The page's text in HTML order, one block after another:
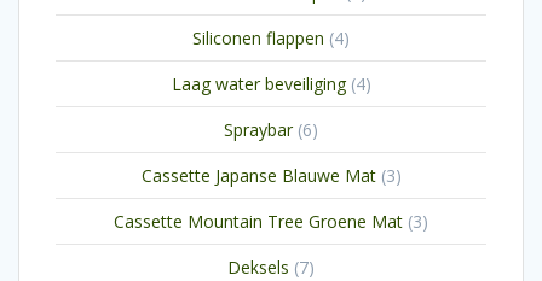
producten
Siliconen flappen 44
producten
Laag water beveiliging 44
producten
Spraybar 66
producten
Cassette Japanse Blauwe Mat 33
producten
Cassette Mountain Tree Groene Mat 33
producten
Deksels 77